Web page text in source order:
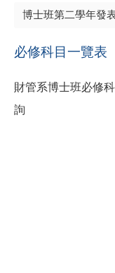
博士班第二學年發
必修科目一覽表
財管系博士班必修
詢